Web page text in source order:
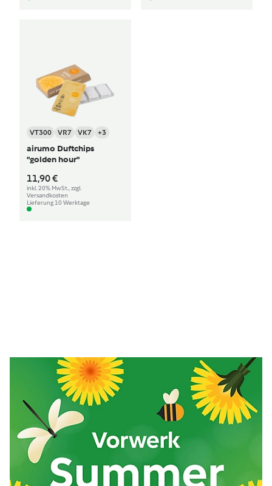
VT300 VR7 VK7 +3
airumo Duftchips
"golden hour"
11,90 €
inkl. 20% MwSt., zzgl.
Versandkosten
Lieferung 10 Werktage